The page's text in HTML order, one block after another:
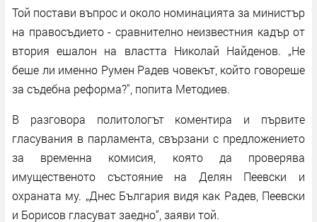
Той постави въпрос и около номинацията за министър
на правосъдието - сравнително неизвестния кадър от
втория ешалон на властта Николай Найденов. „Не
беше ли именно Румен Радев човекът, който говореше
за съдебна реформа?", попита Методиев.
В разговора политологът коментира и първите
гласувания в парламента, свързани с предложението
за временна комисия, която да проверява
имущественото състояние на Делян Пеевски и
охраната му. „Днес България видя как Радев, Пеевски
и Борисов гласуват заедно“, заяви той.